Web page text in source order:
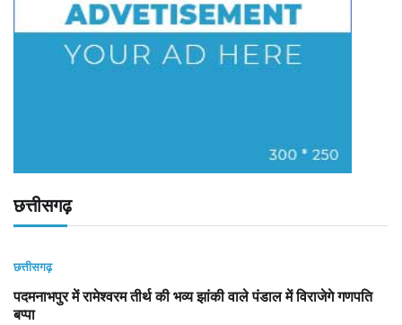
छत्तीसगढ़
छत्तीसगढ़
पदमनाभपुर में रामेश्वरम तीर्थ की भव्य झांकी वाले पंडाल में विराजेगे गणपति
बप्पा